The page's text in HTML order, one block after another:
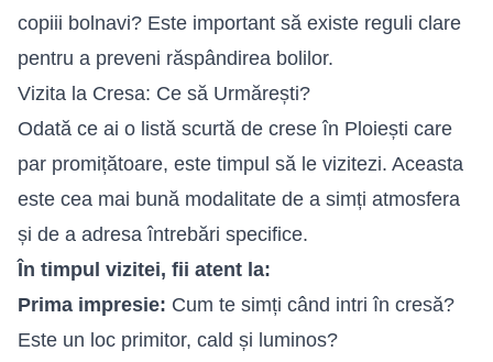
copiii bolnavi? Este important să existe reguli clare
pentru a preveni răspândirea bolilor.
Vizita la Cresa: Ce să Urmărești?
Odată ce ai o listă scurtă de crese în Ploiești care
par promițătoare, este timpul să le vizitezi. Aceasta
este cea mai bună modalitate de a simți atmosfera
și de a adresa întrebări specifice.
În timpul vizitei, fii atent la:
Prima impresie: Cum te simți când intri în cresă?
Este un loc primitor, cald și luminos?